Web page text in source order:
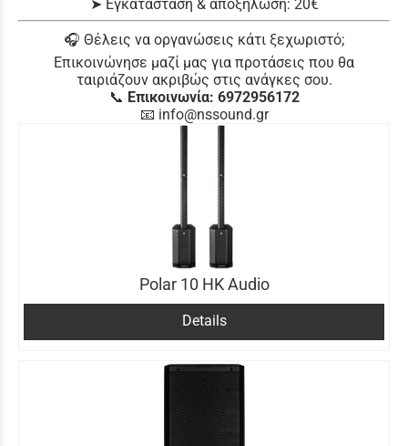
➤ Εγκατάσταση & αποξήλωση: 20€
🎧 Θέλεις να οργανώσεις κάτι ξεχωριστό;
Επικοινώνησε μαζί μας για προτάσεις που θα
ταιριάζουν ακριβώς στις ανάγκες σου.
📞 Επικοινωνία: 6972956172
📧 info@nssound.gr
Polar 10 HK Audio
Details